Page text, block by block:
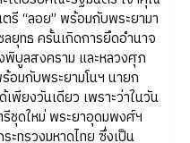
รี “ลอย” พร้อมกับพระยามา
ยุทธ ครั้นเกิดการยึดอำนาจ
บูลสงคราม และหลวงศุภ
มกับพระยามโนฯ นายก
ยงวันเดียว เพราะว่าในวัน
ชุดใหม่ พระยาอุดมพงศ์ฯ
ะทรวงมหาดไทย ซึ่งเป็น